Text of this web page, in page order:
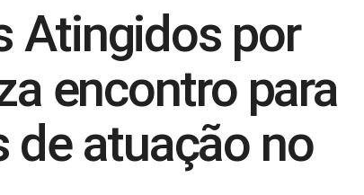
Atingidos por
encontro para
de atuação no